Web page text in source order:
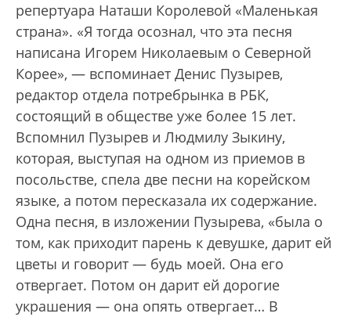
репертуара Наташи Королевой «Маленькая
страна». «Я тогда осознал, что эта песня
написана Игорем Николаевым о Северной
Корее», — вспоминает Денис Пузырев,
редактор отдела потребрынка в РБК,
состоящий в обществе уже более 15 лет.
Вспомнил Пузырев и Людмилу Зыкину,
которая, выступая на одном из приемов в
посольстве, спела две песни на корейском
языке, а потом пересказала их содержание.
Одна песня, в изложении Пузырева, «была о
том, как приходит парень к девушке, дарит ей
цветы и говорит — будь моей. Она его
отвергает. Потом он дарит ей дорогие
украшения — она опять отвергает… В